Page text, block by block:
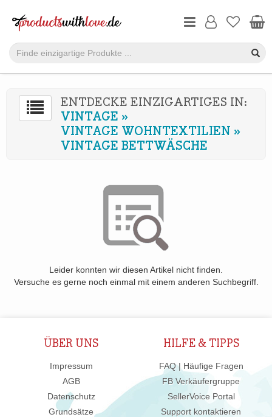
ENTDECKE EINZIGARTIGES IN:
VINTAGE »
VINTAGE WOHNTEXTILIEN »
VINTAGE BETTWÄSCHE
Leider konnten wir diesen Artikel nicht finden.
Versuche es gerne noch einmal mit einem anderen Suchbegriff.
ÜBER UNS
Impressum
AGB
Datenschutz
Grundsätze
HILFE & TIPPS
FAQ | Häufige Fragen
FB Verkäufergruppe
SellerVoice Portal
Support kontaktieren